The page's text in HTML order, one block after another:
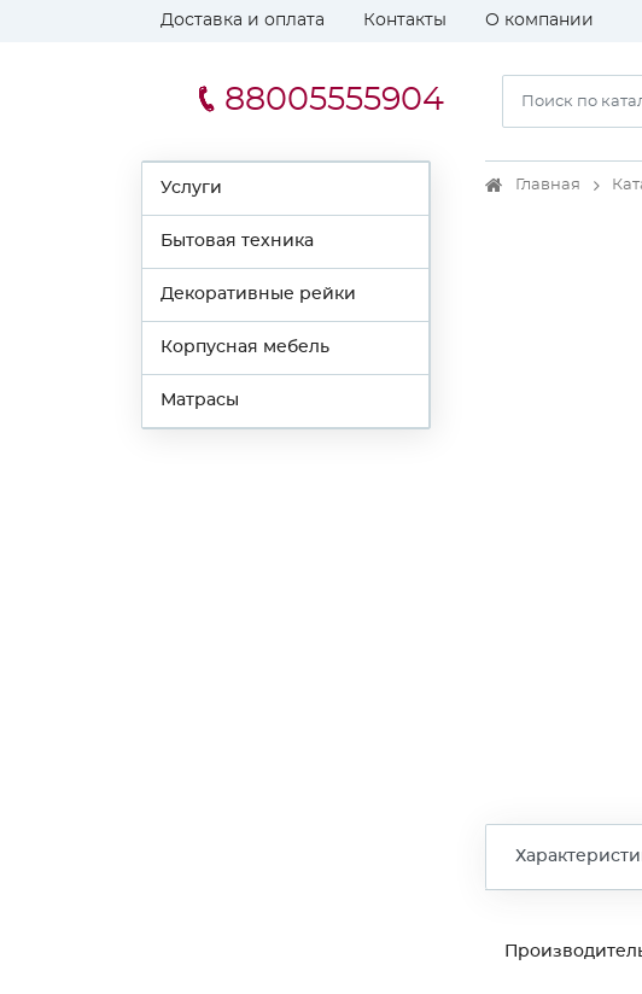
Доставка и оплата Контакты О компании
88005555904
Услуги
Бытовая техника
Декоративные рейки
Корпусная мебель
Матрасы
Главная